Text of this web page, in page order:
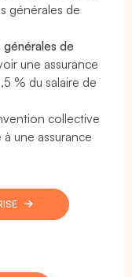
générales de
de
une assurance
% du salaire de
collective
une assurance